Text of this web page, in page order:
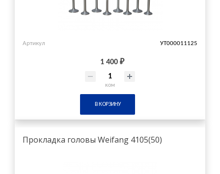
Артикул УТ000011125
1 400 ₽
ком
В КОРЗИНУ
Прокладка головы Weifang 4105(50)